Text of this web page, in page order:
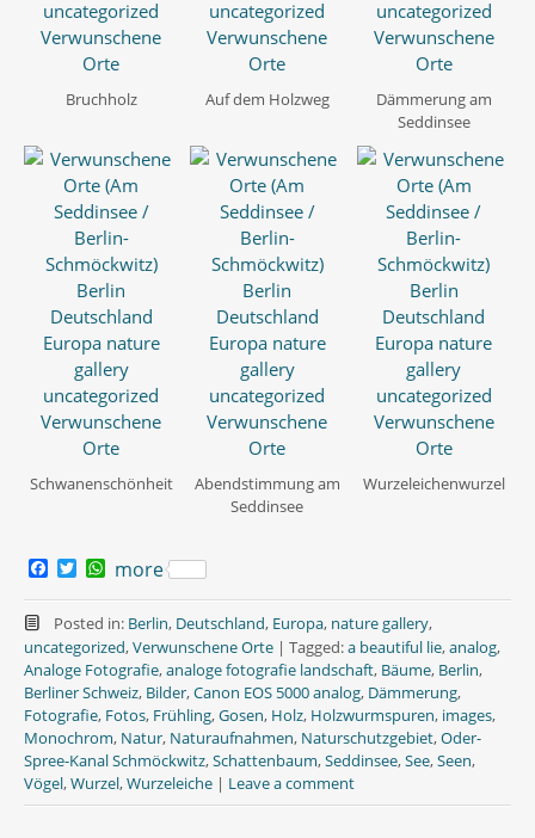
Bruchholz Auf dem Holzweg
Dämmerung am
Seddinsee
Schwanenschönheit
Abendstimmung am
Seddinsee
Wurzeleichenwurzel
c
e
b
o
o
k
T
i
t
t
e
r
W
a
t
s
A
p
p
more
Posted in: Berlin, Deutschland, Europa, nature gallery,
uncategorized,Verwunschene Orte | Tagged:a beautiful lie,analog,
Analoge Fotografie,analoge fotografie landschaft, Bäume, Berlin,
Berliner Schweiz, Bilder,Canon EOS 5000 analog, Dämmerung,
Fotografie, Fotos, Frühling,Gosen, Holz, Holzwurmspuren, images,
Monochrom, Natur, Naturaufnahmen, Naturschutzgebiet,Oder-
Spree-Kanal Schmöckwitz,Schattenbaum,Seddinsee,See,Seen,
Vögel,Wurzel,Wurzeleiche | Leave a comment